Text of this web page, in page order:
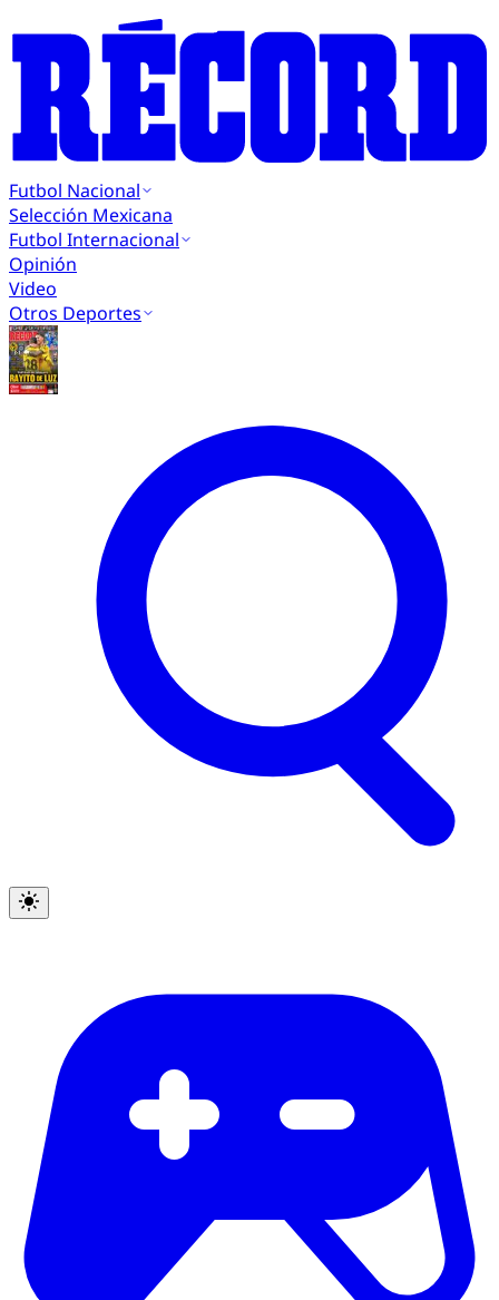
Futbol Nacional
Selección Mexicana
Futbol Internacional
Opinión
Video
Otros Deportes